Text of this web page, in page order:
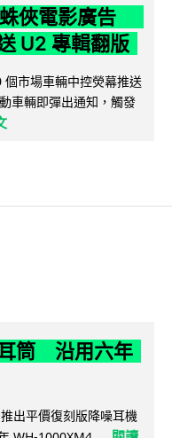
俠電影廣告
U2 專輯翻版
市場車輛中控熒幕推送
車輛即彈出通知，觸發
筒 沿用六年
出平價復刻版降噪耳機